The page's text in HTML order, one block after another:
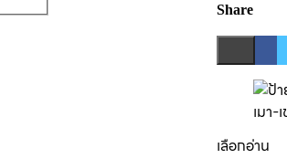
Share
เลือกอ่าน